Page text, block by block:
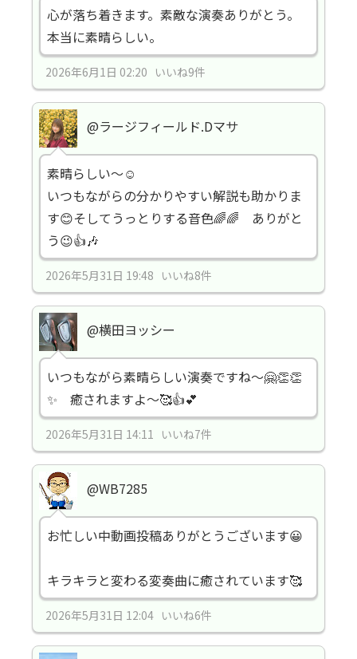
心が落ち着きます。素敵な演奏ありがとう。
本当に素晴らしい。
2026年6月1日 02:20 いいね9件
@ラージフィールド.Dマサ
素晴らしい～☺️
いつもながらの分かりやすい解説も助かりま
す😊そしてうっとりする音色🌈🌈 ありがと
う😉👍🎶
2026年5月31日 19:48 いいね8件
@横田ヨッシー
いつもながら素晴らしい演奏ですね～🤗👏👏
✨ 癒されますよ～🥰👍💕
2026年5月31日 14:11 いいね7件
@WB7285
お忙しい中動画投稿ありがとうございます😀
キラキラと変わる変奏曲に癒されています🥰
2026年5月31日 12:04 いいね6件